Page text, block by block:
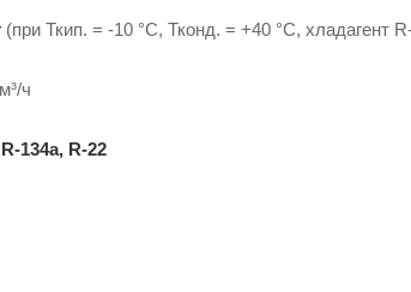
(при Ткип. = -10 °С, Тконд. = +40 °С, хладагент
ч
134a, R-22